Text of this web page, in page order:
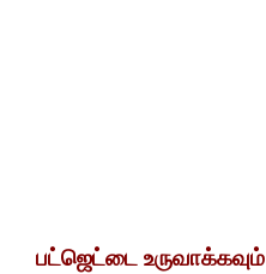
பட்ஜெட்டை உருவாக்கவும்